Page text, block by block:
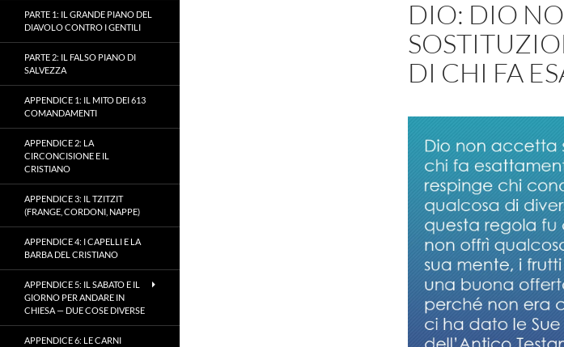
DIO: DIO
DI CHI FA
PARTE 1: IL GRANDE PIANO DEL
DIAVOLO CONTRO I GENTILI
PARTE 2: IL FALSO PIANO DI
SALVEZZA
APPENDICE 1: IL MITO DEI 613
COMANDAMENTI
APPENDICE 2: LA
CIRCONCISIONE E IL
CRISTIANO
APPENDICE 3: IL TZITZIT
(FRANGE, CORDONI, NAPPE)
APPENDICE 4: I CAPELLI E LA
BARBA DEL CRISTIANO
APPENDICE 5: IL SABATO E IL
GIORNO PER ANDARE IN
CHIESA — DUE COSE DIVERSE
APPENDICE 6: LE CARNI